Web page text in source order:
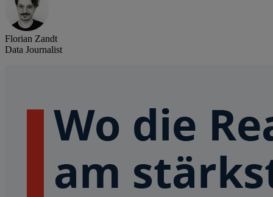
Florian Zandt
Data Journalist